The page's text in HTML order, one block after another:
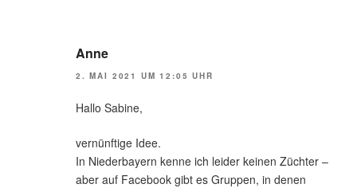
Anne
2. MAI 2021 UM 12:05 UHR
Hallo Sabine,
vernünftige Idee.
In Niederbayern kenne ich leider keinen Züchter –
aber auf Facebook gibt es Gruppen, in denen